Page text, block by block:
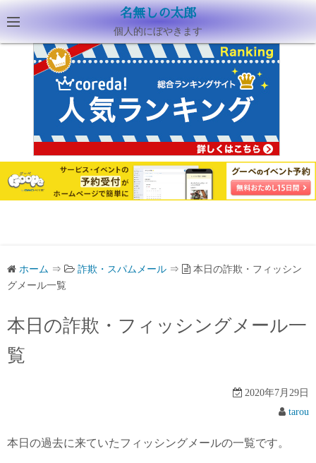
名無しの太郎
個人的にぼやきます
ホーム ⇒ 詐欺・スパムメール ⇒
本日の詐欺・フィッシン
グメール一覧
本日の詐欺・フィッシングメール一
覧
2020年7月29日
tarou
本日の過去に来ていたフィッシングメールの一覧です。